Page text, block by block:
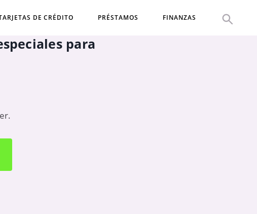
DE CRÉDITO PRÉSTAMOS FINANZAS
para